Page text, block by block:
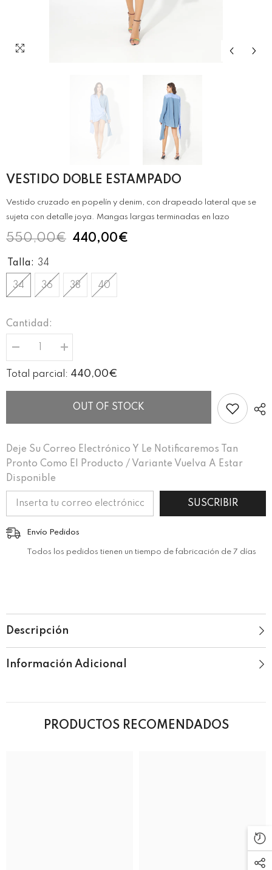
VESTIDO DOBLE ESTAMPADO
Vestido cruzado en popelín y denim, con drapeado lateral que se
sujeta con detalle joya. Mangas largas terminadas en lazo
550,00€ 440,00€
Talla: 34
34 36 38 40
Cantidad:
Error:
Missing
interpolation
la
{{
producto
I18n
Error:
Missing
interpolation
la
{{
producto
Total parcial: 440,00€
OUT OF STOCK
Deje Su Correo Electrónico Y Le Notificaremos Tan
Pronto Como El Producto / Variante Vuelva A Estar
Disponible
SUSCRIBIR
Envío Pedidos
Todos los pedidos tienen un tiempo de fabricación de 7 días
Descripción
Información Adicional
PRODUCTOS RECOMENDADOS